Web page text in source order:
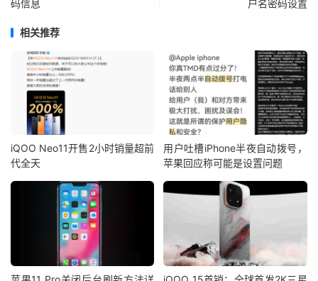
码信息
户名密码设置
相关推荐
iQOO Neo11开售2小时销量超前
代全天
用户吐槽iPhone半夜自动拨号，
苹果回应称可能是设置问题